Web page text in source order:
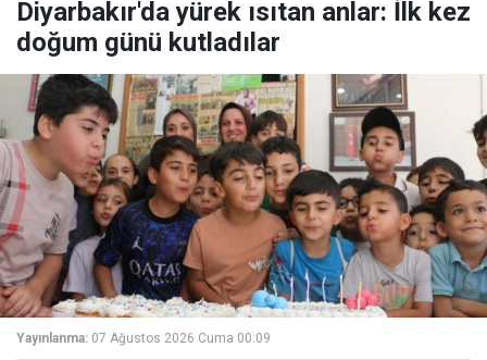
Diyarbakır'da yürek ısıtan anlar: İlk kez
doğum günü kutladılar
Yayınlanma: 07 Ağustos 2026 Cuma 00:09